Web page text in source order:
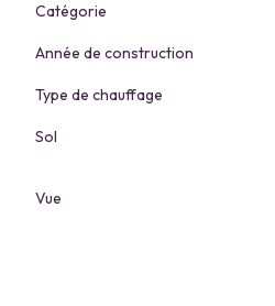
Catégorie
Année de construction
Type de chauffage
Sol
Vue